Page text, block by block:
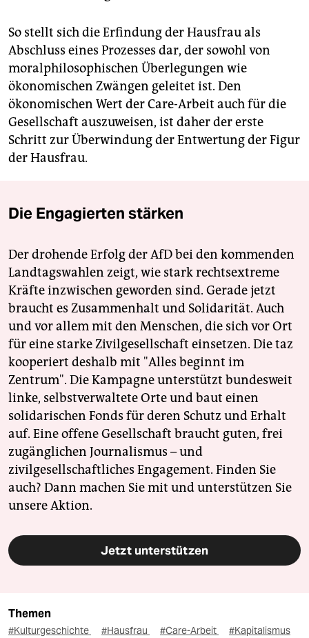
So stellt sich die Erfindung der Hausfrau als
Abschluss eines Prozesses dar, der sowohl von
moralphilosophischen Überlegungen wie
ökonomischen Zwängen geleitet ist. Den
ökonomischen Wert der Care-Arbeit auch für die
Gesellschaft auszuweisen, ist daher der erste
Schritt zur Überwindung der Entwertung der Figur
der Hausfrau.
Die Engagierten stärken
Der drohende Erfolg der AfD bei den kommenden
Landtagswahlen zeigt, wie stark rechtsextreme
Kräfte inzwischen geworden sind. Gerade jetzt
braucht es Zusammenhalt und Solidarität. Auch
und vor allem mit den Menschen, die sich vor Ort
für eine starke Zivilgesellschaft einsetzen. Die taz
kooperiert deshalb mit "Alles beginnt im
Zentrum". Die Kampagne unterstützt bundesweit
linke, selbstverwaltete Orte und baut einen
solidarischen Fonds für deren Schutz und Erhalt
auf. Eine offene Gesellschaft braucht guten, frei
zugänglichen Journalismus – und
zivilgesellschaftliches Engagement. Finden Sie
auch? Dann machen Sie mit und unterstützen Sie
unsere Aktion.
Jetzt unterstützen
Themen
#Kulturgeschichte #Hausfrau #Care-Arbeit #Kapitalismus